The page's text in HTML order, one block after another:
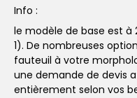
Info :
le modèle de base est
1). De nombreuses
fauteuil à votre
une demande de devis
entièrement selon vos